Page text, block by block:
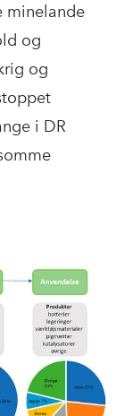
minelande
og
og
i DR